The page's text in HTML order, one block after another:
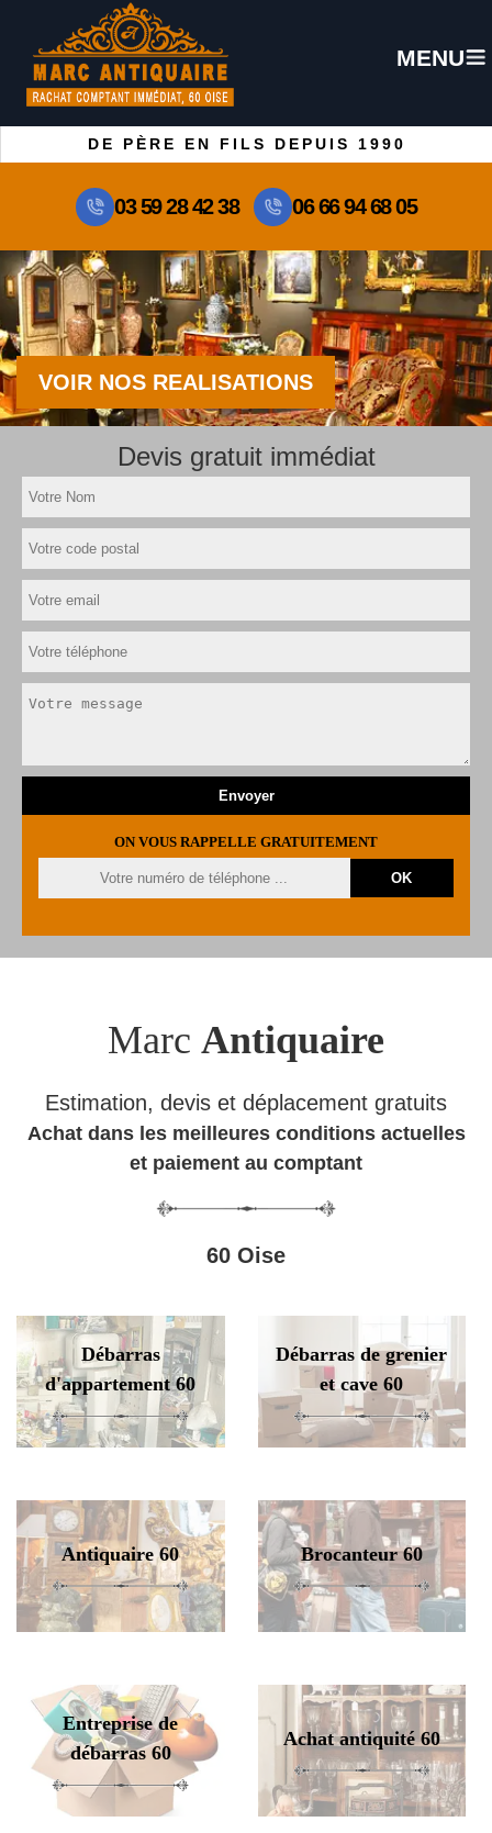
MENU
DE PÈRE EN FILS DEPUIS 1990
03 59 28 42 38 06 66 94 68 05
VOIR NOS REALISATIONS
Devis gratuit immédiat
ON VOUS RAPPELLE GRATUITEMENT
Marc Antiquaire
Estimation, devis et déplacement gratuits
Achat dans les meilleures conditions actuelles
et paiement au comptant
60 Oise
Débarras
d'appartement 60
Débarras de grenier
et cave 60
Antiquaire 60 Brocanteur 60
Entreprise de
débarras 60
Achat antiquité 60